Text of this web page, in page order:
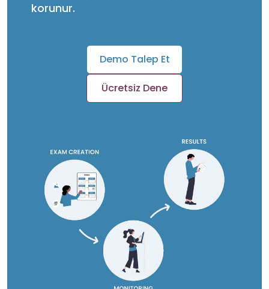
korunur.
Demo Talep Et
Ücretsiz Dene